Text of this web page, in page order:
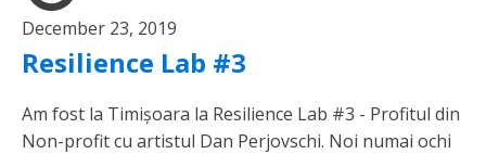
December 23, 2019
Resilience Lab #3
Am fost la Timișoara la Resilience Lab #3 - Profitul din
Non-profit cu artistul Dan Perjovschi. Noi numai ochi